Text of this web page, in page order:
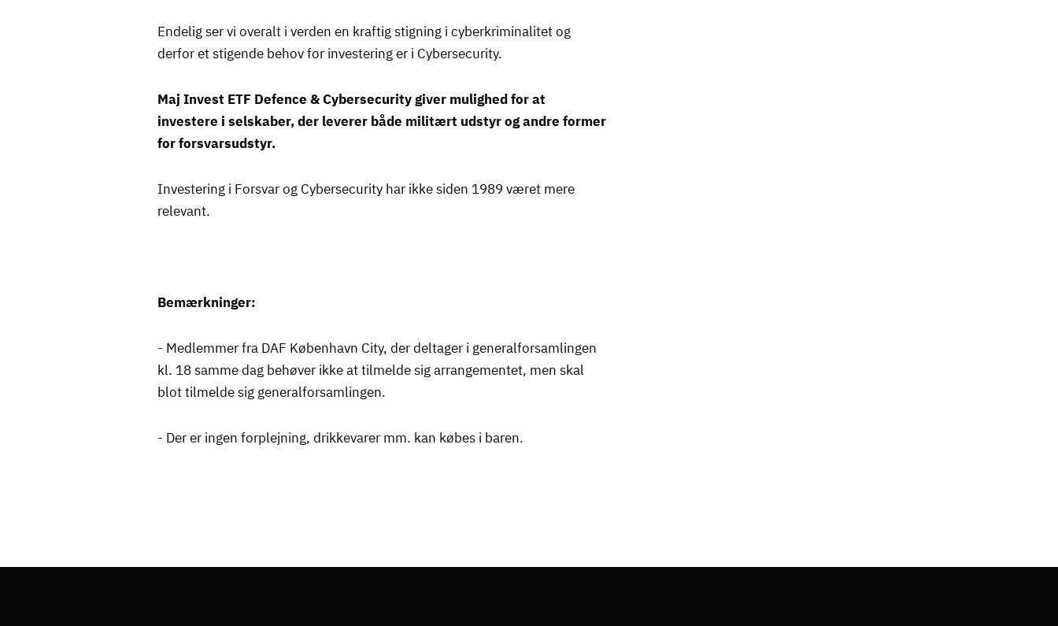
Endelig ser vi overalt i verden en kraftig stigning i cyberkriminalitet og
derfor et stigende behov for investering er i Cybersecurity.
Maj Invest ETF Defence & Cybersecurity giver mulighed for at
investere i selskaber, der leverer både militært udstyr og andre former
for forsvarsudstyr.
Investering i Forsvar og Cybersecurity har ikke siden 1989 været mere
relevant.
Bemærkninger:
- Medlemmer fra DAF København City, der deltager i generalforsamlingen
kl. 18 samme dag behøver ikke at tilmelde sig arrangementet, men skal
blot tilmelde sig generalforsamlingen.
- Der er ingen forplejning, drikkevarer mm. kan købes i baren.